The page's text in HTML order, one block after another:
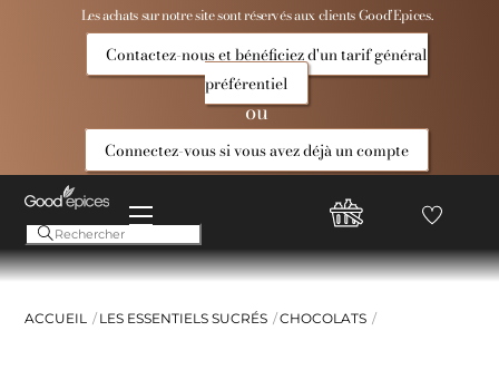
Les achats sur notre site sont réservés aux clients Good’Epices.
Contactez-nous et bénéficiez d'un tarif général
préférentiel
ou
Connectez-vous si vous avez déjà un compte
Menu
Compte
Good
Favoris
ACCUEIL LES ESSENTIELS SUCRÉS CHOCOLATS